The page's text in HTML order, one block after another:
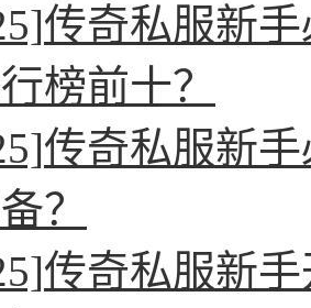
传奇私服新
榜前十？
传奇私服新
？
传奇私服新